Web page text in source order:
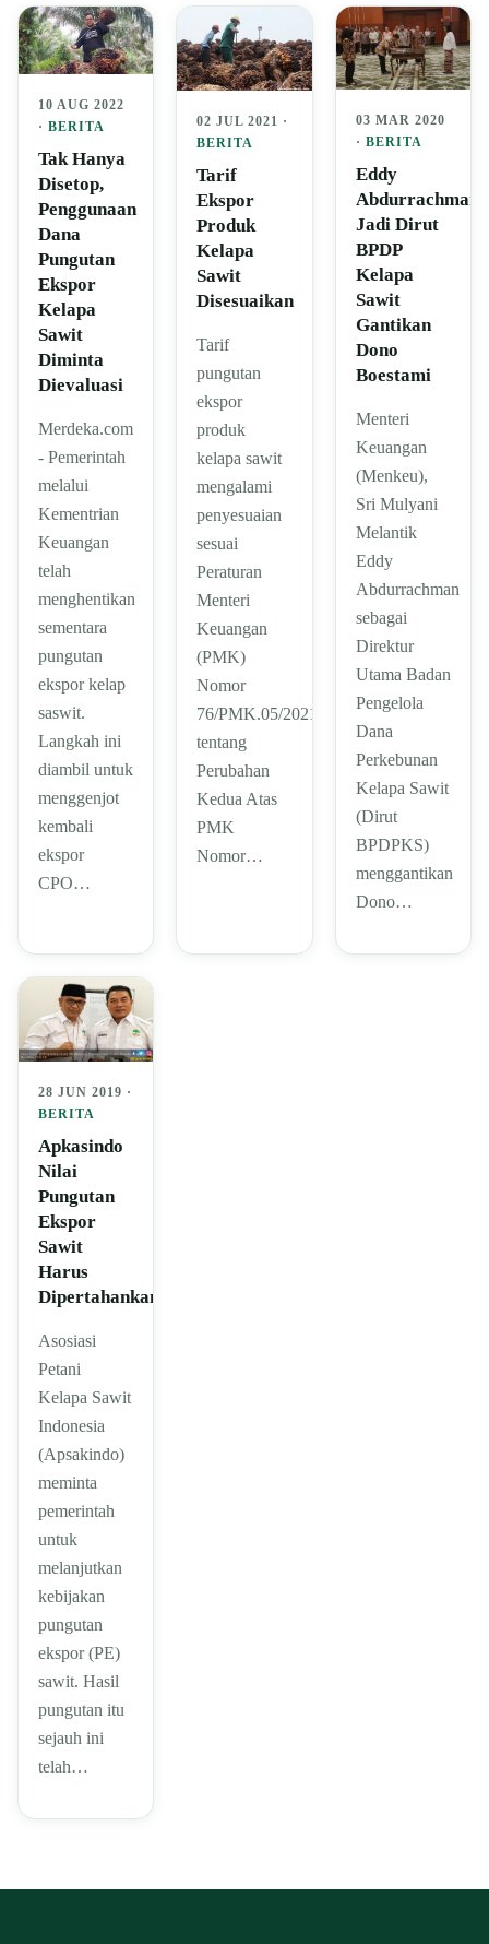
10 AUG 2022
· BERITA
Tak Hanya
Disetop,
Penggunaan
Dana
Pungutan
Ekspor
Kelapa
Sawit
Diminta
Dievaluasi
Merdeka.com
- Pemerintah
melalui
Kementrian
Keuangan
telah
menghentikan
sementara
pungutan
ekspor kelap
saswit.
Langkah ini
diambil untuk
menggenjot
kembali
ekspor
CPO…
02 JUL 2021 ·
BERITA
Tarif
Ekspor
Produk
Kelapa
Sawit
Disesuaikan
Tarif
pungutan
ekspor
produk
kelapa sawit
mengalami
penyesuaian
sesuai
Peraturan
Menteri
Keuangan
(PMK)
Nomor
76/PMK.05/2021
tentang
Perubahan
Kedua Atas
PMK
Nomor…
03 MAR 2020
· BERITA
Eddy
Abdurrachman
Jadi Dirut
BPDP
Kelapa
Sawit
Gantikan
Dono
Boestami
Menteri
Keuangan
(Menkeu),
Sri Mulyani
Melantik
Eddy
Abdurrachman
sebagai
Direktur
Utama Badan
Pengelola
Dana
Perkebunan
Kelapa Sawit
(Dirut
BPDPKS)
menggantikan
Dono…
28 JUN 2019 ·
BERITA
Apkasindo
Nilai
Pungutan
Ekspor
Sawit
Harus
Dipertahankan
Asosiasi
Petani
Kelapa Sawit
Indonesia
(Apsakindo)
meminta
pemerintah
untuk
melanjutkan
kebijakan
pungutan
ekspor (PE)
sawit. Hasil
pungutan itu
sejauh ini
telah…